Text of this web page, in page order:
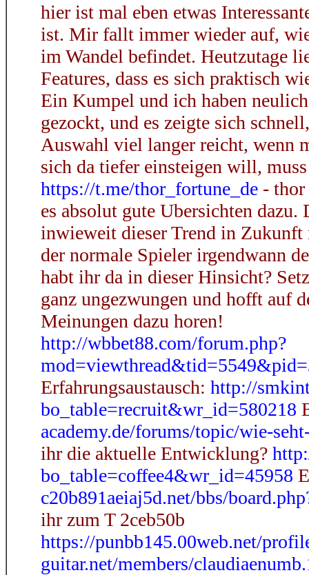
hier ist mal eben etwas
ist. Mir fallt immer wieder auf,
im Wandel befindet. Heutzutage
Features, dass es sich praktisch
Ein Kumpel und ich haben
gezockt, und es zeigte sich
Auswahl viel langer reicht, wenn
sich da tiefer einsteigen will,
https://t.me/thor_fortune_de - thor
es absolut gute Ubersichten
inwieweit dieser Trend in Zukunft
der normale Spieler irgendwann
habt ihr da in dieser Hinsicht?
ganz ungezwungen und hofft auf
Meinungen dazu horen!
http://wbbet88.com/forum.php?
Erfahrungsaustausch: http://
bo_table=recruit&wr_id=580218
academy.de/forums/topic/wie-
ihr die aktuelle Entwicklung?
bo_table=coffee4&wr_id=45958
c20b891aeiaj5d.net/bbs/
ihr zum T 2ceb50b
https://punbb145.00web.net/
guitar.net/members/